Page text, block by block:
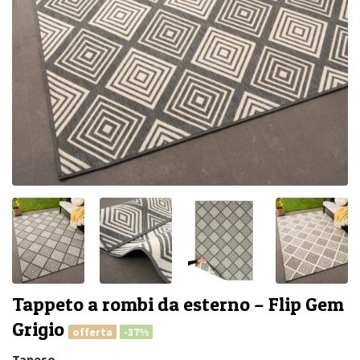
Tappeto a rombi da esterno – Flip Gem
Grigio
offerta -37%